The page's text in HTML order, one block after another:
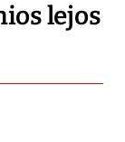
lejos